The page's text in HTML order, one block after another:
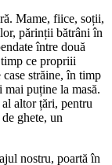
Mame, fiice, soții,
părinții bătrâni în
între două
ce propriii
străine, în timp
puține la masă.
altor țări, pentru
de ghete, un
nostru, poartă în